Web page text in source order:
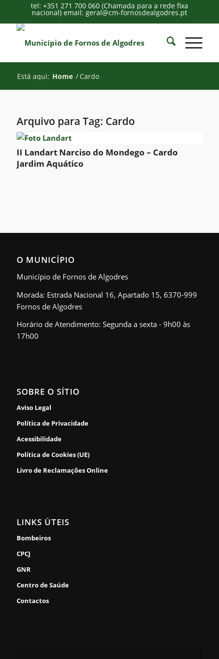
tel: +351 271 700 060 (Chamada para a rede fixa
nacional) email: geral@cm-fornosdealgodres.pt
Está aqui: Home / Cardo
Arquivo para Tag: Cardo
II Landart Narciso do Mondego – Cardo
Jardim Aquático
O MUNICÍPIO
Município de Fornos de Algodres
Morada: Estrada Nacional 16, Apartado 15, 6370-999
Fornos de Algodres
Horário de Atendimento: Segunda a sexta - 9h00 às
17h00
SOBRE O SÍTIO
Aviso Legal
Política de Privacidade
Acessibilidade
Política de Cookies (UE)
Livro de Reclamações Online
LINKS ÚTEIS
Bombeiros
CPCJ
GNR
Centro de Saúde
Contactos